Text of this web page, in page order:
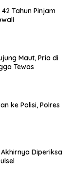
Tahun Pinjam
Maut, Pria di
Tewas
ke Polisi, Polres
Diperiksa